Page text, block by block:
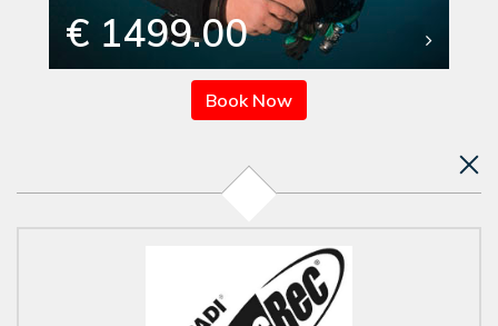
€ 1499.00
Book Now